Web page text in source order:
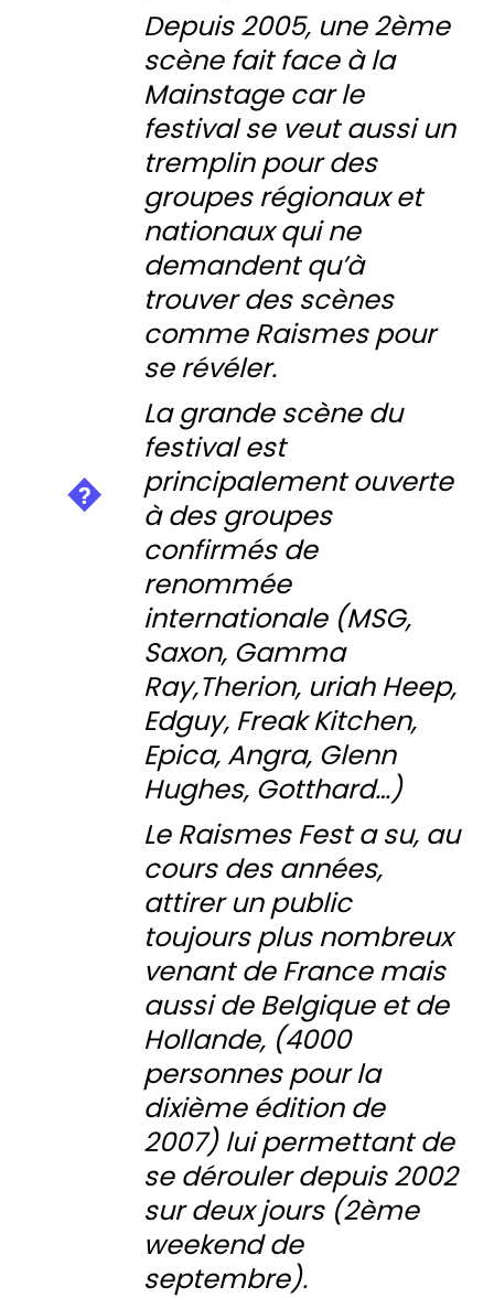
Depuis 2005, une 2ème
scène fait face à la
Mainstage car le
festival se veut aussi un
tremplin pour des
groupes régionaux et
nationaux qui ne
demandent qu’à
trouver des scènes
comme Raismes pour
se révéler.
La grande scène du
festival est
principalement ouverte
à des groupes
confirmés de
renommée
internationale (MSG,
Saxon, Gamma
Ray,Therion, uriah Heep,
Edguy, Freak Kitchen,
Epica, Angra, Glenn
Hughes, Gotthard…)
Le Raismes Fest a su, au
cours des années,
attirer un public
toujours plus nombreux
venant de France mais
aussi de Belgique et de
Hollande, (4000
personnes pour la
dixième édition de
2007) lui permettant de
se dérouler depuis 2002
sur deux jours (2ème
weekend de
septembre).